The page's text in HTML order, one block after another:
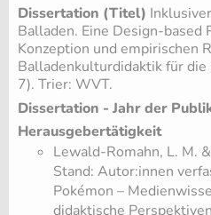
Dissertation (Titel)
Balladen. Eine Design-based
Konzeption und empirischen
Balladenkulturdidaktik für die
7). Trier: WVT.
Dissertation - Jahr der
Herausgebertätigkeit
Lewald-Romahn, L. M.
Stand: Autor:innen
Pokémon –
didaktische